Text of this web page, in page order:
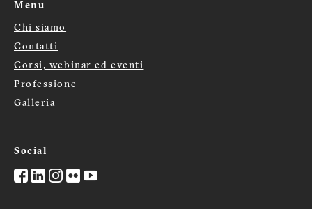
Menu
Menù
footer
Chi siamo
Contatti
Corsi, webinar ed eventi
Professione
Galleria
Social